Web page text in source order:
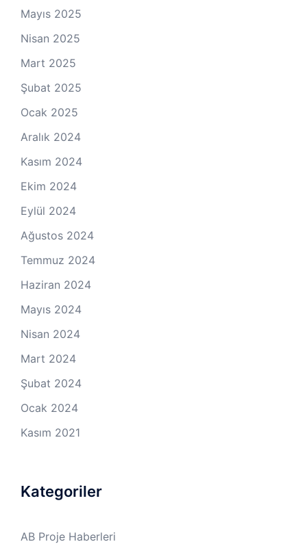
Mayıs 2025
Nisan 2025
Mart 2025
Şubat 2025
Ocak 2025
Aralık 2024
Kasım 2024
Ekim 2024
Eylül 2024
Ağustos 2024
Temmuz 2024
Haziran 2024
Mayıs 2024
Nisan 2024
Mart 2024
Şubat 2024
Ocak 2024
Kasım 2021
Kategoriler
AB Proje Haberleri